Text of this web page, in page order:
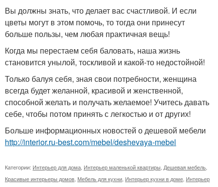
Вы должны знать, что делает вас счастливой. И если
цветы могут в этом помочь, то тогда они принесут
больше пользы, чем любая практичная вещь!
Когда мы перестаем себя баловать, наша жизнь
становится унылой, тоскливой и какой-то недостойной!
Только балуя себя, зная свои потребности, женщина
всегда будет желанной, красивой и женственной,
способной желать и получать желаемое! Учитесь давать
себе, чтобы потом принять с легкостью и от других!
Больше информационных новостей о дешевой мебели
http://interior.ru-best.com/mebel/deshevaya-mebel
Категории: Интерьер для дома Интерьер маленькой квартиры Дешевая мебель
Красивые интерьеры домов Мебель для кухни Интерьер кухни в доме Интерьер